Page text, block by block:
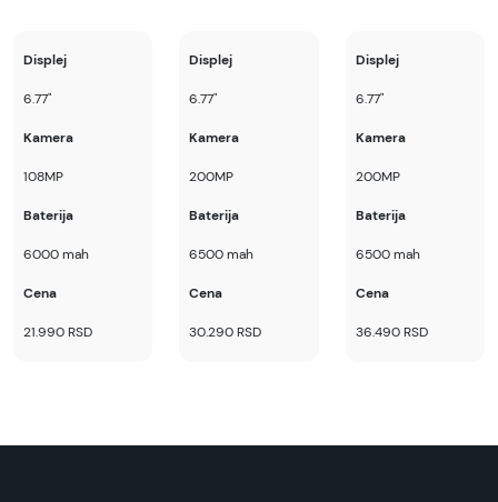
Displej
6.77"
Kamera
108MP
Baterija
6000 mah
Cena
21.990 RSD
Displej
6.77"
Kamera
200MP
Baterija
6500 mah
Cena
30.290 RSD
Displej
6.77"
Kamera
200MP
Baterija
6500 mah
Cena
36.490 RSD